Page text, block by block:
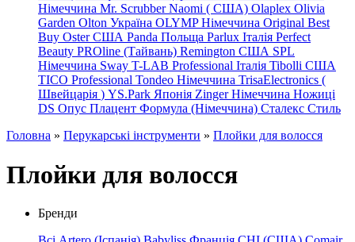
Німеччина Mr. Scrubber Naomi ( США) Olaplex Olivia
Garden Olton Україна OLYMP Німеччина Original Best
Buy Oster США Panda Польща Parlux Італія Perfect
Beauty PROline (Тайвань) Remington США SPL
Німеччина Sway T-LAB Professional Італія Tibolli США
TICO Professional Tondeo Німеччина TrisaElectronics (
Швейцарія ) YS.Park Японія Zinger Німеччина Ножиці
DS Опус Плацент Формула (Німеччина) Сталекс Стиль
Головна » Перукарські інструменти » Плойки для волосся
Плойки для волосся
Бренди